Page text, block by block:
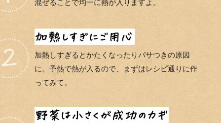
混ぜることで均一に熱が入りますよ。
加熱しすぎるとかたくなったりパサつきの原因
に。予熱で熱が入るので、まずはレシピ通りに作
ってみて。